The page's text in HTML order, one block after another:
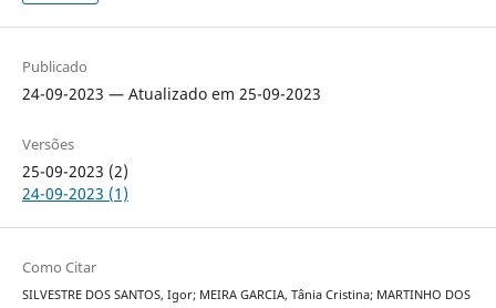
Publicado
24-09-2023 — Atualizado em 25-09-2023
Versões
25-09-2023 (2)
24-09-2023 (1)
Como Citar
SILVESTRE DOS SANTOS, Igor; MEIRA GARCIA, Tânia Cristina; MARTINHO DOS